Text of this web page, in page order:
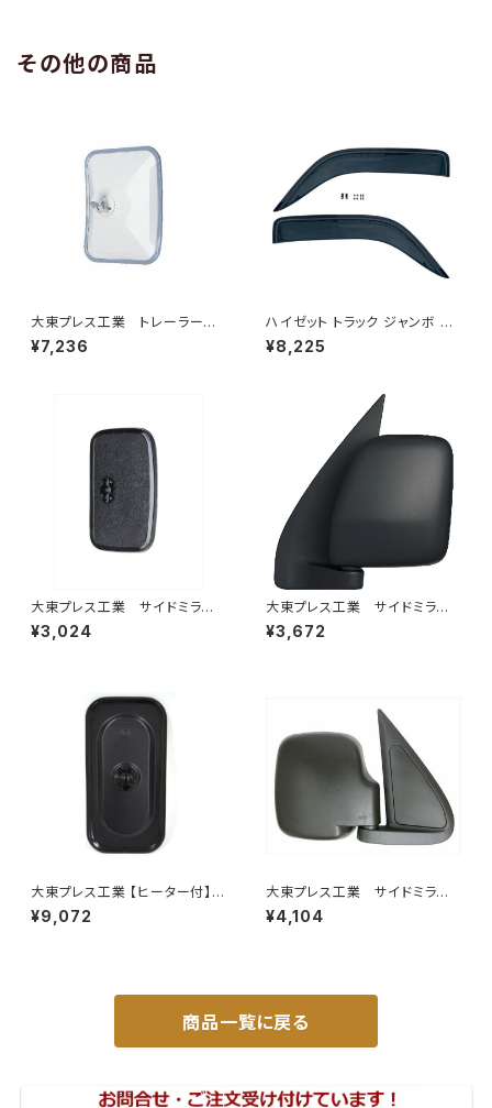
その他の商品
大東プレス工業 トレーラーミ
ラー UD L013 NS角型
左 DI-58
¥7,236
ハイゼット トラック ジャンボ S5
00P S510P S500 S510 系 ワ
イド ドアバイザー止め具付ピク
¥8,225
大東プレス工業 サイドミラー/
バックミラー 日産 バネット8
0~ DI-55
¥3,024
大東プレス工業 サイドミラー/
バックミラーダイハツ ハイゼッ
トカーゴ 左 06年～ DI-64
¥3,672
大東プレス工業 【ヒーター付】サ
イドミラー/バックミラーJ08 DI
-7BZ
¥9,072
大東プレス工業 サイドミラー/
バックミラダイハツ ハイゼッ
ト 右 99年～ DI-646
¥4,104
商品一覧に戻る